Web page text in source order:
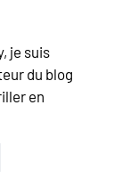
je suis
du blog
en